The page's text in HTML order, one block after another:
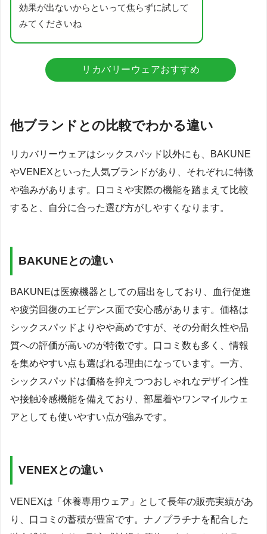
効果が出ないからといって焦らずに試して
みてくださいね
リカバリーウェアおすすめ
他ブランドとの比較でわかる違い
リカバリーウェアはシックスパッド以外にも、BAKUNE
やVENEXといった人気ブランドがあり、それぞれに特徴
や強みがあります。口コミや実際の機能を踏まえて比較
すると、自分に合った選び方がしやすくなります。
BAKUNEとの違い
BAKUNEは医療機器としての届出をしており、血行促進
や疲労回復のエビデンス面で安心感があります。価格は
シックスパッドよりやや高めですが、その分耐久性や品
質への評価が高いのが特徴です。口コミ数も多く、情報
を集めやすい点も選ばれる理由になっています。一方、
シックスパッドは価格を抑えつつおしゃれなデザイン性
や接触冷感機能を備えており、部屋着やワンマイルウェ
アとしても使いやすい点が強みです。
VENEXとの違い
VENEXは「休養専用ウェア」として長年の販売実績があ
り、口コミの蓄積が豊富です。ナノプラチナを配合した